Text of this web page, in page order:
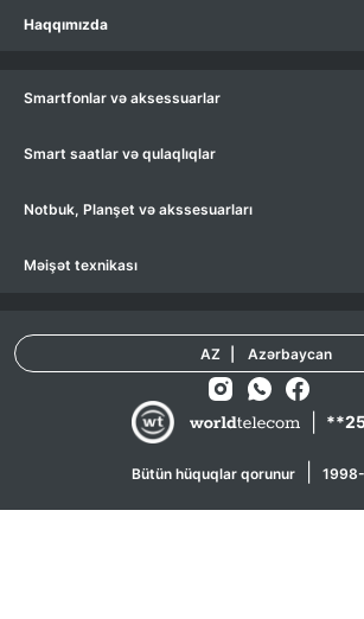
Haqqımızda
Smartfonlar və aksessuarlar
Smart saatlar və qulaqlıqlar
Notbuk, Planşet və akssesuarları
Məişət texnikası
Bütün hüquqlar qorunur
AZ Azərbaycan